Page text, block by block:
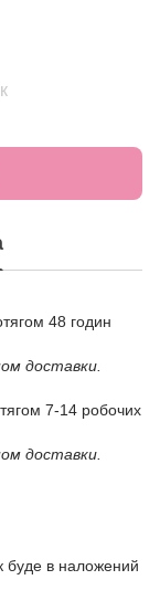
48 годин
доставки.
7-14 робочих
доставки.
буде в наложений